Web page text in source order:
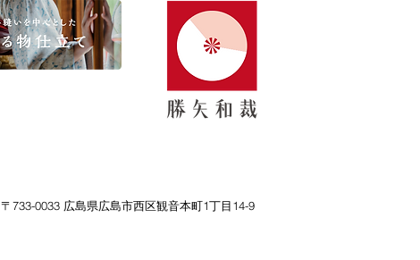
〒733-0033 広島県広島市西区観音本町1丁目14-9